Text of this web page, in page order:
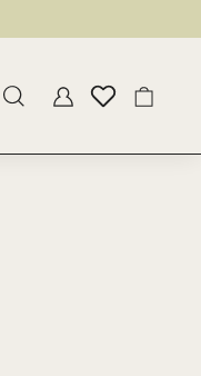
検索内容アカウントカート